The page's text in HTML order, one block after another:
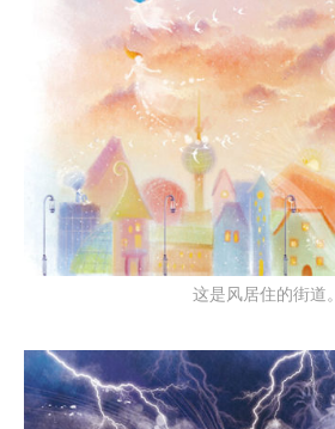
这是风居住的街道。